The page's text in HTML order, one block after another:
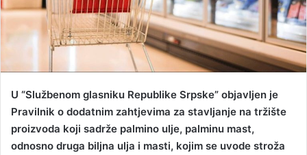
l
U “Službenom glasniku Republike Srpske” objavljen je
Pravilnik o dodatnim zahtjevima za stavljanje na tržište
proizvoda koji sadrže palmino ulje, palminu mast,
odnosno druga biljna ulja i masti, kojim se uvode stroža